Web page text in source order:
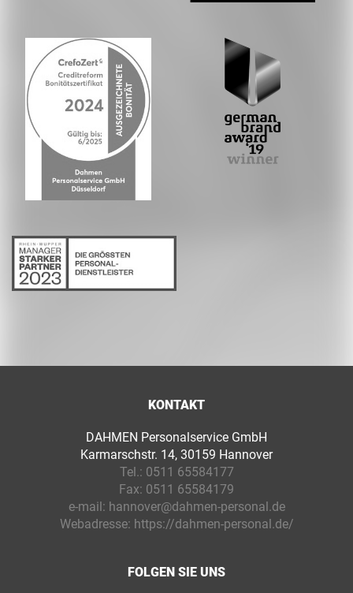
KONTAKT
DAHMEN Personalservice GmbH
Karmarschstr. 14, 30159 Hannover
Tel.: 0511 65584177
Fax: 0511 65584179
e-mail: hannover@dahmen-personal.de
Webadresse: https://dahmen-personal.de/
FOLGEN SIE UNS